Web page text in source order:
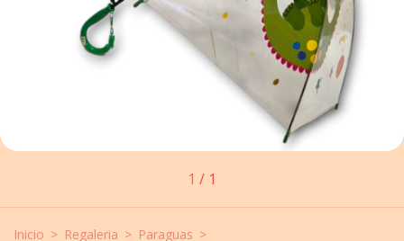
1 / 1
Inicio > Regaleria > Paraguas >